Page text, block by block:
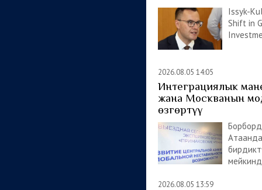
Issyk-
Shift in
2026.08.05 14:05
Интеграциялык
жана Москванын
өзгөртүү
2026.08.05 13:59